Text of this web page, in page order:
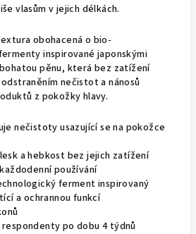
vlasům v jejich délkách.
obohacená o bio-
inspirované japonskými
pěnu, která bez zatížení
nečistot a nánosů
z pokožky hlavy.
nečistoty usazující se na pokožce
a hebkost bez jejich zatížení
používání
ferment inspirovaný
a ochrannou funkcí
po dobu 4 týdnů